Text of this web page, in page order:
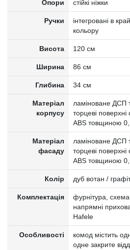
Опори стійкі ніжки
Ручки
інтегровані в
кольору
Висота 120 см
Ширина 86 см
Глибина 34 см
Матеріал
корпусу
ламіноване ДСП
торцеві
ABS товщиною
Матеріал
фасаду
ламіноване ДСП
торцеві
ABS товщиною
Колір дуб вотан /
Комплектація
фурнітура, схема
напрямні
Hafele
Особливості
комод містить
одне закрите